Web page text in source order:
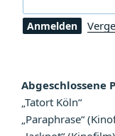
Abgeschlossene
„Tatort Köln“
„Paraphrase“